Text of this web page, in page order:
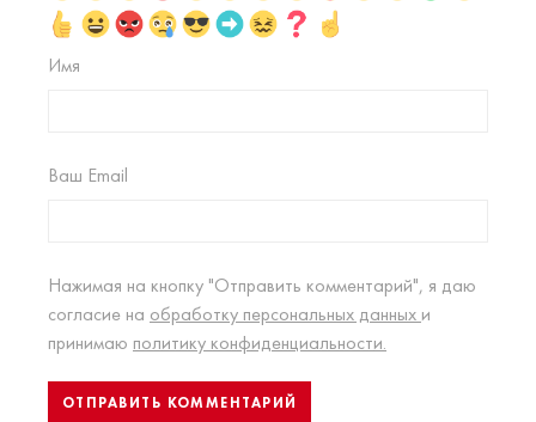
Имя
Ваш Email
Нажимая на кнопку "Отправить комментарий", я даю
согласие на обработку персональных данных и
принимаю политику конфиденциальности.